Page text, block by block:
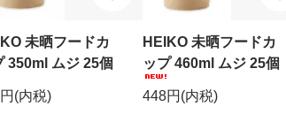
未晒フードカ
350ml ムジ 25個
(内税)
HEIKO 未晒フードカ
ップ 460ml ムジ 25個
448円(内税)